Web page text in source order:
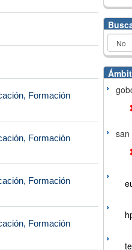
Formación
Formación
Formación
Formación
san